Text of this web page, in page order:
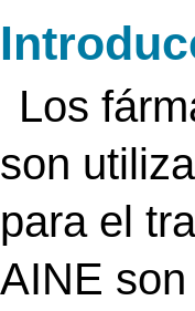
Los
son
para el
AINE